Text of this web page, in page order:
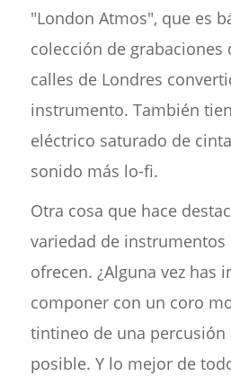
"London Atmos", que es
colección de grabaciones
calles de Londres
instrumento. También
eléctrico saturado de
sonido más lo-fi.
Otra cosa que hace
variedad de instrumentos
ofrecen. ¿Alguna vez has
componer con un coro
tintineo de una percusión
posible. Y lo mejor de